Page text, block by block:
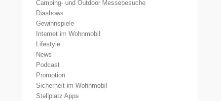
Camping- und Outdoor Messebesuche
Diashows
Gewinnspiele
Internet im Wohnmobil
Lifestyle
News
Podcast
Promotion
Sicherheit im Wohnmobil
Stellplatz Apps